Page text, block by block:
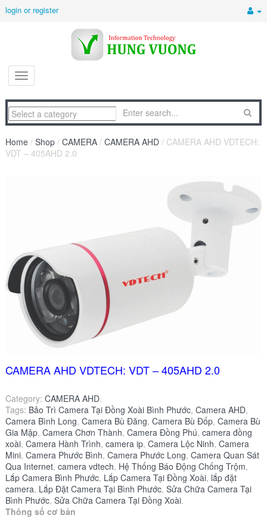
login or register
Home / Shop / CAMERA / CAMERA AHD / CAMERA AHD VDTECH:
VDT – 405AHD 2.0
CAMERA AHD VDTECH: VDT – 405AHD 2.0
Category: CAMERA AHD.
Tags: Bảo Trì Camera Tại Đồng Xoài Bình Phước, Camera AHD,
Camera Bình Long, Camera Bù Đăng, Camera Bù Đốp, Camera Bù
Gia Mập, Camera Chơn Thành, Camera Đồng Phú, camera đồng
xoài, Camera Hành Trình, camera ip, Camera Lộc Ninh, Camera
Mini, Camera Phước Bình, Camera Phước Long, Camera Quan Sát
Qua Internet, camera vdtech, Hệ Thống Báo Động Chống Trộm,
Lắp Camera Bình Phước, Lắp Camera Tại Đồng Xoài, lắp đặt
camera, Lắp Đặt Camera Tại Bình Phước, Sửa Chữa Camera Tại
Bình Phước, Sửa Chữa Camera Tại Đồng Xoài.
Thông số cơ bản